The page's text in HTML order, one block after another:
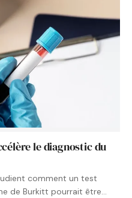
le diagnostic du
comment un test
de Burkitt pourrait être